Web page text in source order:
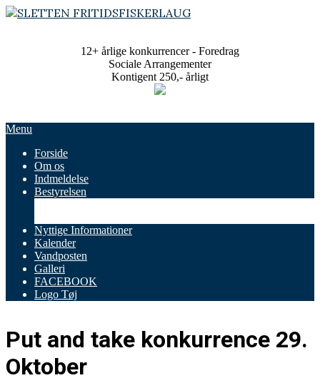
Skip
12+ årlige konkurrencer - Foredrag
Sociale Arrangementer
Kontigent 250,- årligt
Primary
Menu
Menu
Forside
Om os
Indmeldelse
Bestyrelsen
Nyttige Informationer
Kalender
Vandposten
Galleri
FACEBOOK
Logo Tøj
Put and take konkurrence 29.
Oktober